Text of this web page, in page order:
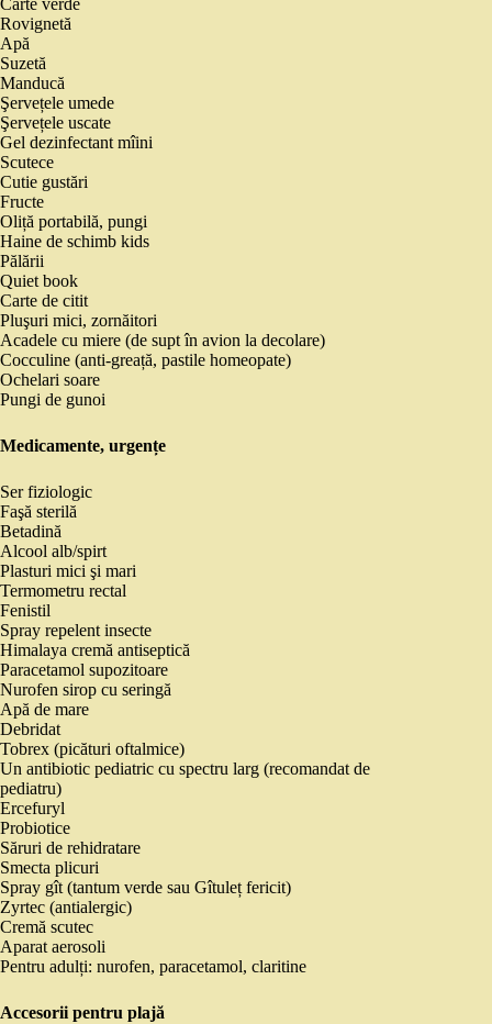
Carte verde
Rovignetă
Apă
Suzetă
Manducă
Şervețele umede
Şervețele uscate
Gel dezinfectant mîini
Scutece
Cutie gustări
Fructe
Oliță portabilă, pungi
Haine de schimb kids
Pălării
Quiet book
Carte de citit
Pluşuri mici, zornăitori
Acadele cu miere (de supt în avion la decolare)
Cocculine (anti-greață, pastile homeopate)
Ochelari soare
Pungi de gunoi
Medicamente, urgențe
Ser fiziologic
Faşă sterilă
Betadină
Alcool alb/spirt
Plasturi mici şi mari
Termometru rectal
Fenistil
Spray repelent insecte
Himalaya cremă antiseptică
Paracetamol supozitoare
Nurofen sirop cu seringă
Apă de mare
Debridat
Tobrex (picături oftalmice)
Un antibiotic pediatric cu spectru larg (recomandat de
pediatru)
Ercefuryl
Probiotice
Săruri de rehidratare
Smecta plicuri
Spray gît (tantum verde sau Gîtuleț fericit)
Zyrtec (antialergic)
Cremă scutec
Aparat aerosoli
Pentru adulți: nurofen, paracetamol, claritine
Accesorii pentru plajă